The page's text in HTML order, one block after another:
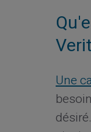
Une